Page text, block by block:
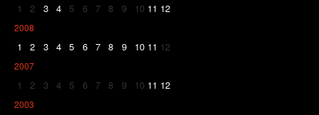
1 2 3 4 5 6 7 8 9 10 11 12
2008
1 2 3 4 5 6 7 8 9 10 11 12
2007
1 2 3 4 5 6 7 8 9 10 11 12
2003